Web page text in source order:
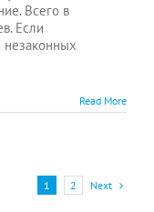
Всего в
Если
незаконных
Read More
1 2 Next